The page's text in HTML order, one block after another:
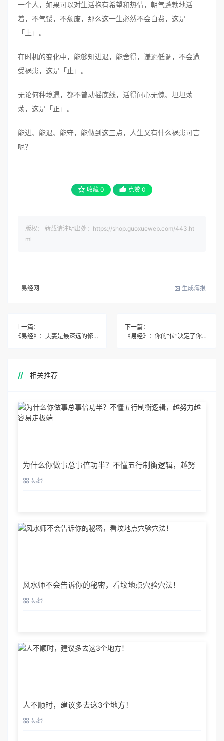
一个人，如果可以对生活抱有希望和热情，朝气蓬勃地活
着，不气馁，不颓废，那么这一生必然不会白费，这是
「上」。
在时机的变化中，能够知进退，能舍得，谦逊低调，不会遭
受祸患，这是「止」。
无论何种境遇，都不曾动摇底线，活得问心无愧、坦坦荡
荡，这是「正」。
能进、能退、能守，能做到这三点，人生又有什么祸患可言
呢？
收藏 0 点赞 0
版权： 转载请注明出处：https://shop.guoxueweb.com/443.ht
ml
易经网 生成海报
上一篇：
《易经》：夫妻是最深远的修行，家才是极好的道场 !
下一篇：
《易经》：你的“位”决定了你未来的方向
相关推荐
为什么你做事总事倍功半？不懂五行制衡逻辑，越努
力越容易走极端
易经
风水师不会告诉你的秘密，看坟地点穴验穴法！
易经
人不顺时，建议多去这3个地方！
易经